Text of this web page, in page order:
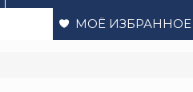
МОЁ ИЗБРАННОЕ